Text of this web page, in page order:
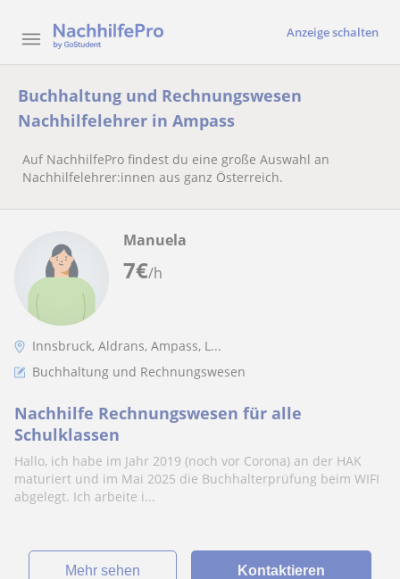
Anzeige schalten
Buchhaltung und Rechnungswesen
Nachhilfelehrer in Ampass
Auf NachhilfePro findest du eine große Auswahl an
Nachhilfelehrer:innen aus ganz Österreich.
7€/h
Manuela
Innsbruck, Aldrans, Ampass, L...
Buchhaltung und Rechnungswesen
Nachhilfe Rechnungswesen für alle
Schulklassen
Hallo, ich habe im Jahr 2019 (noch vor Corona) an der HAK
maturiert und im Mai 2025 die Buchhalterprüfung beim WIFI
abgelegt. Ich arbeite i...
Mehr sehen Kontaktieren